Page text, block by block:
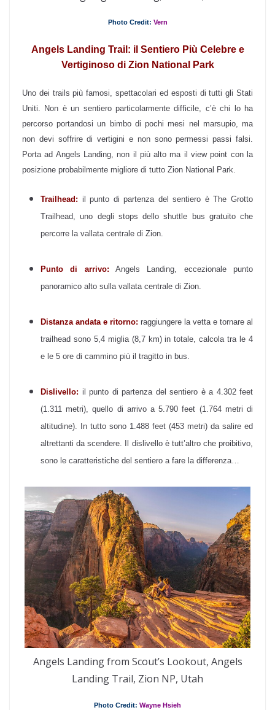
Photo Credit: Vern
Angels Landing Trail: il Sentiero Più Celebre e
Vertiginoso di Zion National Park
Uno dei trails più famosi, spettacolari ed esposti di tutti gli Stati
Uniti. Non è un sentiero particolarmente difficile, c’è chi lo ha
percorso portandosi un bimbo di pochi mesi nel marsupio, ma
non devi soffrire di vertigini e non sono permessi passi falsi.
Porta ad Angels Landing, non il più alto ma il view point con la
posizione probabilmente migliore di tutto Zion National Park.
Trailhead: il punto di partenza del sentiero è The Grotto
Trailhead, uno degli stops dello shuttle bus gratuito che
percorre la vallata centrale di Zion.
Punto di arrivo: Angels Landing, eccezionale punto
panoramico alto sulla vallata centrale di Zion.
Distanza andata e ritorno: raggiungere la vetta e tornare al
trailhead sono 5,4 miglia (8,7 km) in totale, calcola tra le 4
e le 5 ore di cammino più il tragitto in bus.
Dislivello: il punto di partenza del sentiero è a 4.302 feet
(1.311 metri), quello di arrivo a 5.790 feet (1.764 metri di
altitudine). In tutto sono 1.488 feet (453 metri) da salire ed
altrettanti da scendere. Il dislivello è tutt’altro che proibitivo,
sono le caratteristiche del sentiero a fare la differenza…
Angels Landing from Scout’s Lookout, Angels
Landing Trail, Zion NP, Utah
Photo Credit: Wayne Hsieh